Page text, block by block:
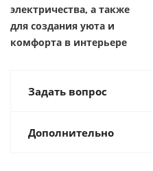
электричества, а также
для создания уюта и
комфорта в интерьере
Задать вопрос
Дополнительно